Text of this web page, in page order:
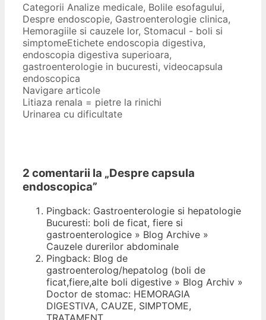
Categorii Analize medicale, Bolile esofagului,
Despre endoscopie, Gastroenterologie clinica,
Hemoragiile si cauzele lor, Stomacul - boli si
simptomeEtichete endoscopia digestiva,
endoscopia digestiva superioara,
gastroenterologie in bucuresti, videocapsula
endoscopica
Navigare articole
Litiaza renala = pietre la rinichi
Urinarea cu dificultate
2 comentarii la „Despre capsula
endoscopica”
Pingback: Gastroenterologie si hepatologie
Bucuresti: boli de ficat, fiere si
gastroenterologice » Blog Archive »
Cauzele durerilor abdominale
Pingback: Blog de
gastroenterolog/hepatolog (boli de
ficat,fiere,alte boli digestive » Blog Archiv »
Doctor de stomac: HEMORAGIA
DIGESTIVA, CAUZE, SIMPTOME,